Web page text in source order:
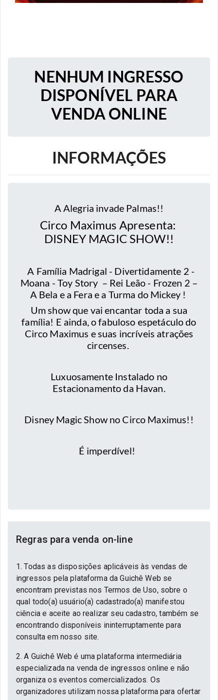
NENHUM INGRESSO
DISPONÍVEL PARA
VENDA ONLINE
INFORMAÇÕES
A Alegria invade Palmas!!
Circo Maximus Apresenta:
DISNEY MAGIC SHOW!!
A Família Madrigal - Divertidamente 2 -
Moana - Toy Story – Rei Leão - Frozen 2 –
A Bela e a Fera e a Turma do Mickey !
Um show que vai encantar toda a sua
família! E ainda, o fabuloso espetáculo do
Circo Maximus e suas incríveis atrações
circenses.
Luxuosamente Instalado no
Estacionamento da Havan.
Disney Magic Show no Circo Maximus!!
É imperdível!
Regras para venda on-line
1. Todas as disposições aplicáveis às vendas de
ingressos pela plataforma da Guichê Web se
encontram previstas nos Termos de Uso, sobre o
qual todo(a) usuário(a) cadastrado(a) manifestou
ciência e aceite ao realizar seu cadastro, também se
encontrando disponíveis ininterruptamente para
consulta em nosso site.
2. A Guichê Web é uma plataforma intermediária
especializada na venda de ingressos online e não
organiza os eventos comercializados. Os
organizadores utilizam nossa plataforma para ofertar